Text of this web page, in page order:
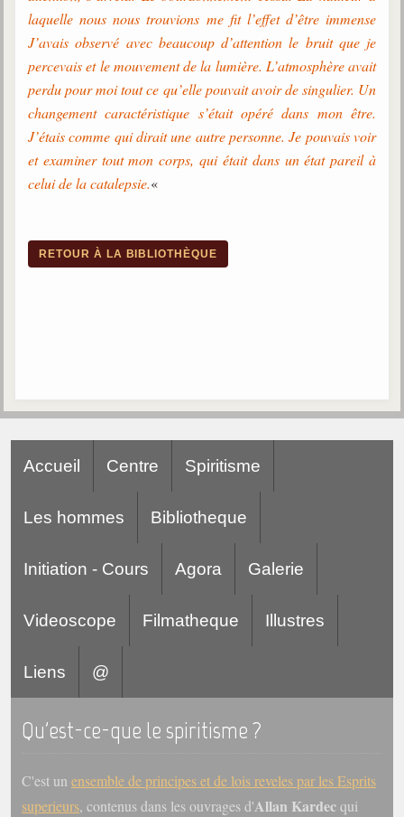
Fédérations spirites
Médias spirites
laquelle nous nous trouvions me fit l’effet d’être immense
J’avais observé avec beaucoup d’attention le bruit que je
percevais et le mouvement de la lumière. L’atmosphère avait
perdu pour moi tout ce qu’elle pouvait avoir de singulier. Un
changement caractéristique s’était opéré dans mon être.
J’étais comme qui dirait une autre personne. Je pouvais voir
et examiner tout mon corps, qui était dans un état pareil à
celui de la catalepsie.«
RETOUR À LA BIBLIOTHÈQUE
Accueil Centre Spiritisme
Les hommes Bibliotheque
Initiation - Cours Agora Galerie
Videoscope Filmatheque Illustres
Liens @
Qu'est-ce-que le spiritisme ?
C'est un ensemble de principes et de lois reveles par les Esprits
superieurs, contenus dans les ouvrages d'Allan Kardecqui